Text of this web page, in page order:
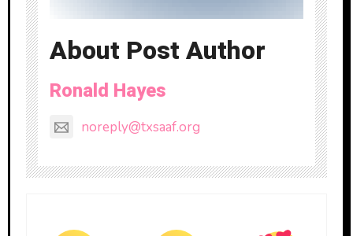
About Post Author
Ronald Hayes
noreply@txsaaf.org